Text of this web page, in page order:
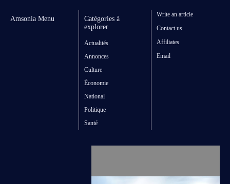
Amsonia Menu
Catégories à
explorer
Actualités
Annonces
Culture
Économie
National
Politique
Santé
Write an article
Contact us
Affiliates
Email